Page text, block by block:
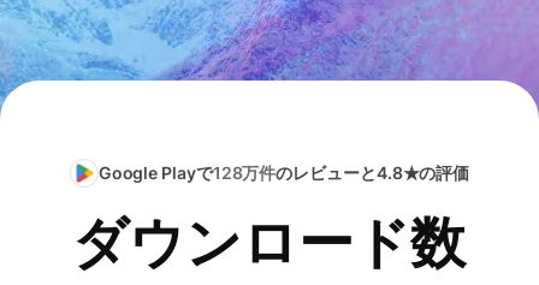
Google Playで128万件のレビューと4.8★の評価
ダウンロード数